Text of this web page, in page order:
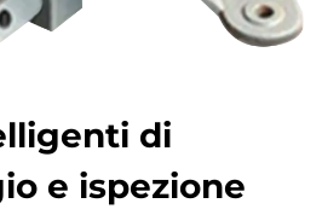
di
e ispezione